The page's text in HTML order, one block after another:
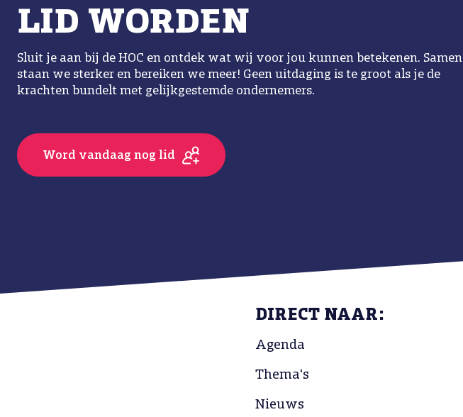
LID WORDEN
Sluit je aan bij de HOC en ontdek wat wij voor jou kunnen betekenen. Samen
staan we sterker en bereiken we meer! Geen uitdaging is te groot als je de
krachten bundelt met gelijkgestemde ondernemers.
Word vandaag nog lid
DIRECT NAAR:
Agenda
Thema's
Nieuws